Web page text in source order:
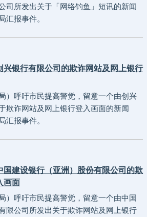
司所发出关于「网络钓鱼」短讯的新闻
汇报事件。
银行有限公司的欺诈网站及网上银行
）呼吁市民提高警觉，留意一个由创兴
欺诈网站及网上银行登入画面的新闻
汇报事件。
建设银行（亚洲）股份有限公司的欺
画面
）呼吁市民提高警觉，留意一个由中国
限公司所发出关于欺诈网站及网上银行